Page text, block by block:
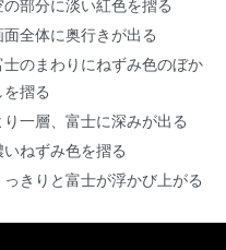
の部分に淡い紅色を摺る
面全体に奥行きが出る
士のまわりにねずみ色のぼか
を摺る
り一層、富士に深みが出る
いねずみ色を摺る
っきりと富士が浮かび上がる